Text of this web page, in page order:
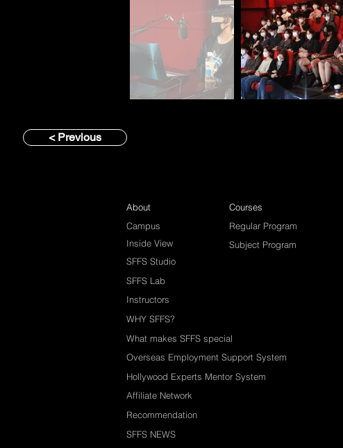
< Previous
About
Campus
Instructors
SFFS Lab
SFFS Studio
Inside View
WHY SFFS?
What makes SFFS special
Hollywood Experts Mentor System
Overseas Employment Support System
Affiliate Network
Recommendation
SFFS NEWS
Regular Program
Subject Program
Courses